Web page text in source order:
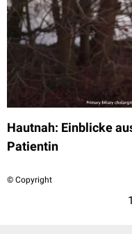
Hautnah: Einblicke
Patientin
© Copyright